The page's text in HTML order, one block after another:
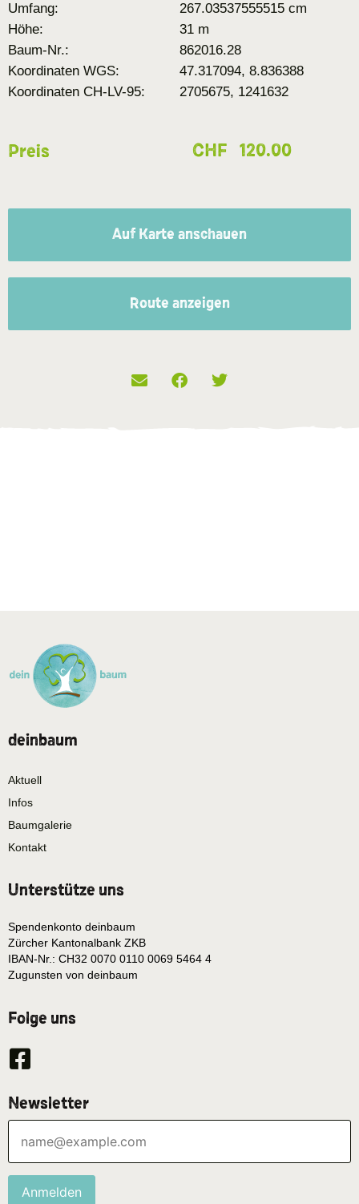
Umfang:
267.03537555515 cm
Höhe:
31 m
Baum-Nr.:
862016.28
Koordinaten WGS:
47.317094, 8.836388
Koordinaten CH-LV-95:
2705675, 1241632
Preis CHF 120.00
Auf Karte anschauen
Route anzeigen
deinbaum
Aktuell
Infos
Baumgalerie
Kontakt
Unterstütze uns
Spendenkonto deinbaum
Zürcher Kantonalbank ZKB
IBAN-Nr.: CH32 0070 0110 0069 5464 4
Zugunsten von deinbaum
Folge uns
Newsletter
Anmelden